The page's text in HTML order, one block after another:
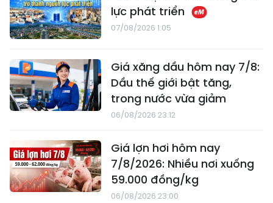
lực phát triển
07/08/2026 1:05
Giá xăng dầu hôm nay 7/8:
Dầu thế giới bật tăng,
trong nước vừa giảm
06/08/2026 23:12
Giá lợn hơi hôm nay
7/8/2026: Nhiều nơi xuống
59.000 đồng/kg
06/08/2026 23:00